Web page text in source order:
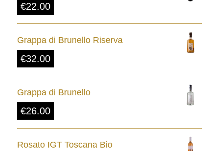
€22.00
Grappa di Brunello Riserva
€32.00
Grappa di Brunello
€26.00
Rosato IGT Toscana Bio